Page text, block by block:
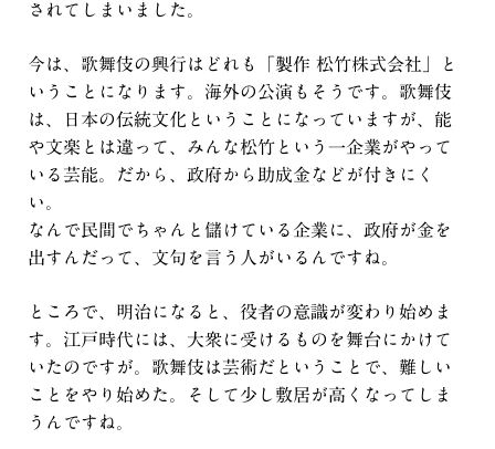
されてしまいました。
今は、歌舞伎の興行はどれも「製作 松竹株式会社」と
いうことになります。海外の公演もそうです。歌舞伎
は、日本の伝統文化ということになっていますが、能
や文楽とは違って、みんな松竹という一企業がやって
いる芸能。だから、政府から助成金などが付きにく
い。
なんで民間でちゃんと儲けている企業に、政府が金を
出すんだって、文句を言う人がいるんですね。
ところで、明治になると、役者の意識が変わり始めま
す。江戸時代には、大衆に受けるものを舞台にかけて
いたのですが。歌舞伎は芸術だということで、難しい
ことをやり始めた。そして少し敷居が高くなってしま
うんですね。